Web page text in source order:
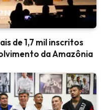
de 1,7 mil inscritos
da Amazônia